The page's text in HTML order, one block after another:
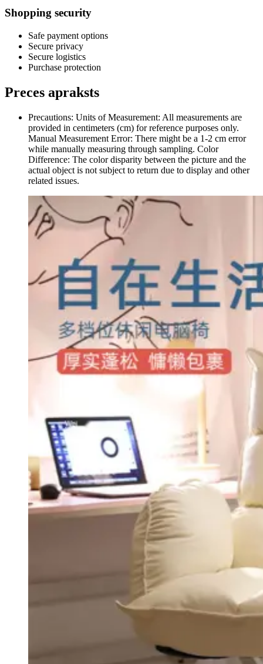
Shopping security
Safe payment options
Secure privacy
Secure logistics
Purchase protection
Preces apraksts
Precautions: Units of Measurement: All measurements are
provided in centimeters (cm) for reference purposes only.
Manual Measurement Error: There might be a 1-2 cm error
while manually measuring through sampling. Color
Difference: The color disparity between the picture and the
actual object is not subject to return due to display and other
related issues.